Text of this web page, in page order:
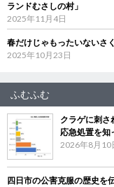
ランドむさしの村」
2025年11月4日
春だけじゃもったいないさ
2025年10月23日
ふむふむ
クラゲに刺
応急処置を知
2026年8月10
四日市の公害克服の歴史を